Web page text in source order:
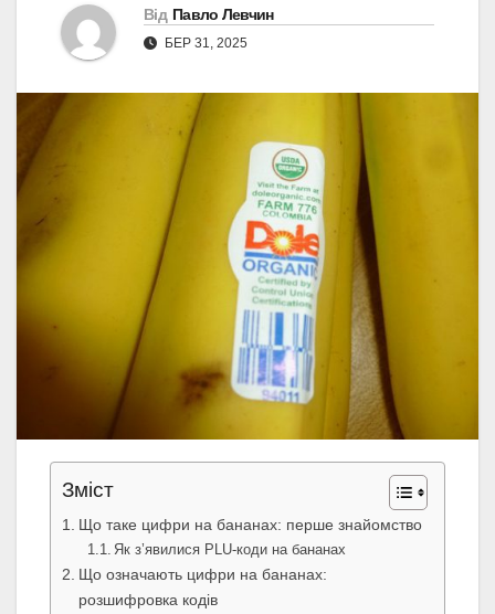
Від Павло Левчин
БЕР 31, 2025
Зміст
Що таке цифри на бананах: перше знайомство
Як з’явилися PLU-коди на бананах
Що означають цифри на бананах:
розшифровка кодів